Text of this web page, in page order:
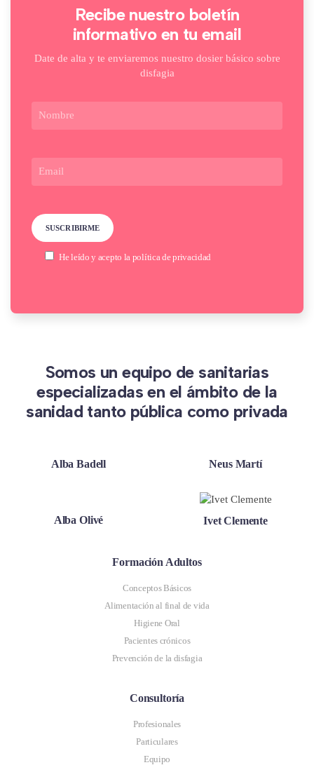
Recibe nuestro boletín
informativo en tu email
Date de alta y te enviaremos nuestro dosier básico sobre
disfagia
He leído y acepto la política de privacidad
Somos un equipo de sanitarias
especializadas en el ámbito de la
sanidad tanto pública como privada
Alba Badell Neus Martí
Alba Olivé Ivet Clemente
Formación Adultos
Conceptos Básicos
Alimentación al final de vida
Higiene Oral
Pacientes crónicos
Prevención de la disfagia
Consultoría
Profesionales
Particulares
Equipo